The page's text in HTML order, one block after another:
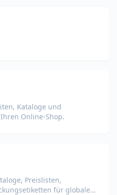
Kataloge und
Online-Shop.
Preislisten,
für globale